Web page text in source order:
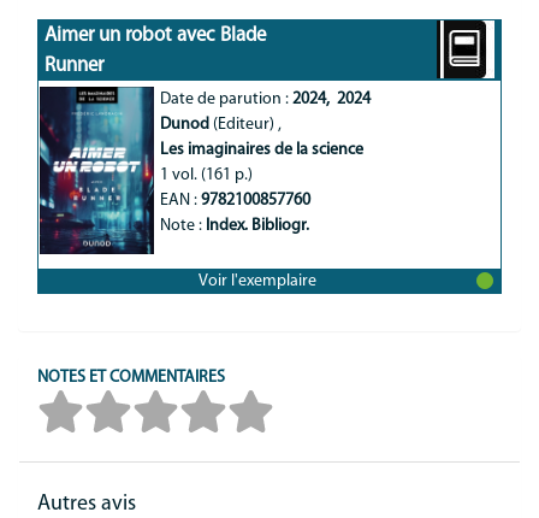
Aimer un robot avec Blade
Runner
Date de parution : 2024, 2024
Dunod (Editeur) ,
Les imaginaires de la science
1 vol. (161 p.)
EAN : 9782100857760
Note : Index. Bibliogr.
Voir l'exemplaire
NOTES ET COMMENTAIRES
Autres avis